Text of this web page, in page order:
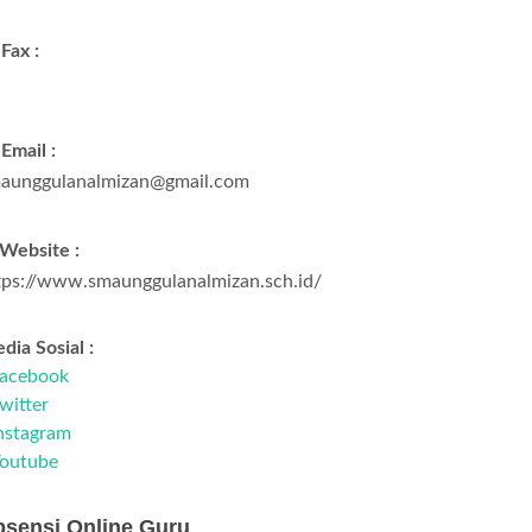
Fax :
Email :
Website :
www.smaunggulanalmizan.sch.id/
Sosial :
Online Guru